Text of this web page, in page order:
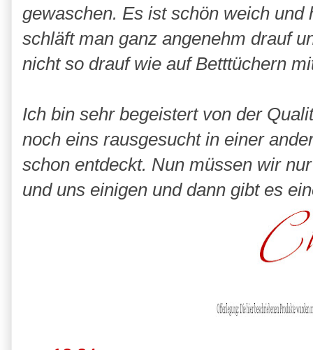
gewaschen. Es ist schön weich
schläft man ganz angenehm drauf
nicht so drauf wie auf Betttüchern
Ich bin sehr begeistert von der
noch eins rausgesucht in einer
schon entdeckt. Nun müssen wir
und uns einigen und dann gibt es